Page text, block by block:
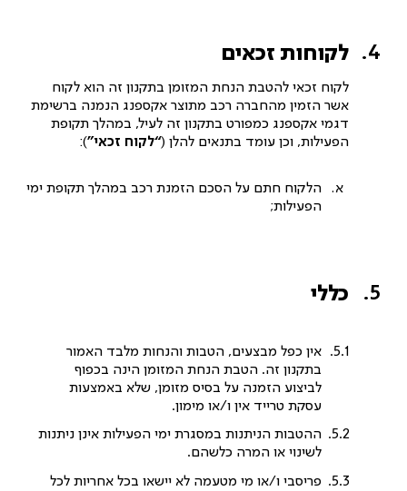
לקוחות זכאים
לקוח זכאי להטבת הנחת המזומן בתקנון זה הוא לקוח
אשר הזמין מהחברה רכב מתוצר אקספנג הנמנה ברשימת
דגמי אקספנג כמפורט בתקנון זה לעיל, במהלך תקופת
הפעילות, וכן עומד בתנאים להלן (“לקוח זכאי”):
הלקוח חתם על הסכם הזמנת רכב במהלך תקופת ימי
הפעילות;
כללי
אין כפל מבצעים, הטבות והנחות מלבד האמור
בתקנון זה. הטבת הנחת המזומן הינה בכפוף
לביצוע הזמנה על בסיס מזומן, שלא באמצעות
עסקת טרייד אין ו/או מימון.
ההטבות הניתנות במסגרת ימי הפעילות אינן ניתנות
לשינוי או המרה כלשהם.
פריסבי ו/או מי מטעמה לא יישאו בכל אחריות לכל